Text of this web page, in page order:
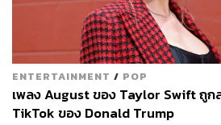
ENTERTAINMENT / POP
เพลง August ของ Taylor Swift ถู
TikTok ของ Donald Trump